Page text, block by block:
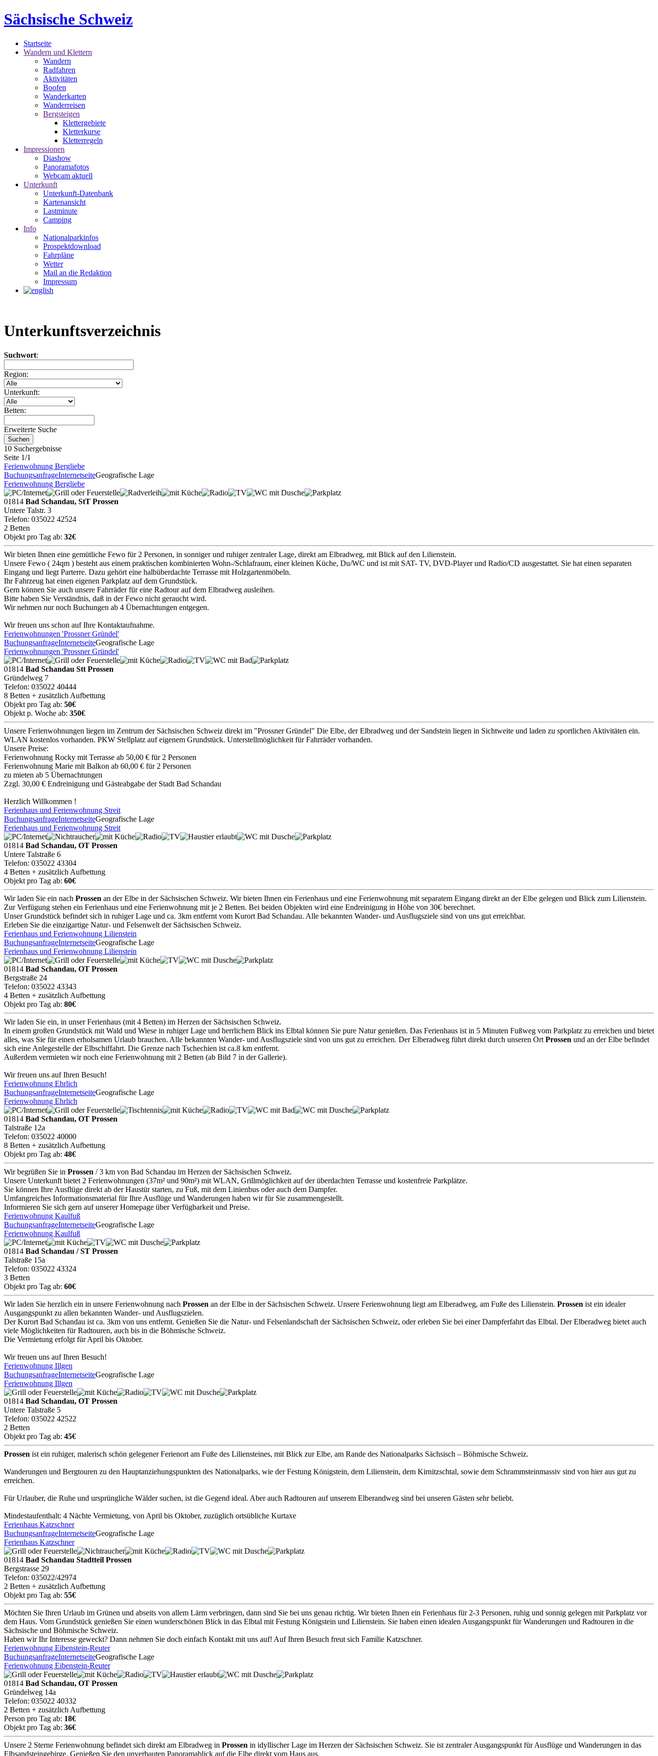
Sächsische Schweiz
Startseite
Wandern und Klettern
Wandern
Radfahren
Aktivitäten
Boofen
Wanderkarten
Wanderreisen
Bergsteigen
Klettergebiete
Kletterkurse
Kletterregeln
Impressionen
Diashow
Panoramafotos
Webcam aktuell
Unterkunft
Unterkunft-Datenbank
Kartenansicht
Lastminute
Camping
Info
Nationalparkinfos
Prospektdownload
Fahrpläne
Wetter
Mail an die Redaktion
Impressum
Unterkunftsverzeichnis
Suchwort:
Region:
Unterkunft:
Betten:
Erweiterte Suche
10 Suchergebnisse
Seite 1/1
Ferienwohnung Bergliebe
BuchungsanfrageInternetseiteGeografische Lage
Ferienwohnung Bergliebe
01814 Bad Schandau, StT Prossen
Untere Talstr. 3
Telefon: 035022 42524
2 Betten
Objekt pro Tag ab: 32€
Wir bieten Ihnen eine gemütliche Fewo für 2 Personen, in sonniger und ruhiger zentraler Lage, direkt am Elbradweg, mit Blick auf den Lilienstein.
Unsere Fewo ( 24qm ) besteht aus einem praktischen kombinierten Wohn-/Schlafraum, einer kleinen Küche, Du/WC und ist mit SAT- TV, DVD-Player und Radio/CD ausgestattet. Sie hat einen separaten
Eingang und liegt Parterre. Dazu gehört eine halbüberdachte Terrasse mit Holzgartenmöbeln.
Ihr Fahrzeug hat einen eigenen Parkplatz auf dem Grundstück.
Gern können Sie auch unsere Fahrräder für eine Radtour auf dem Elbradweg ausleihen.
Bitte haben Sie Verständnis, daß in der Fewo nicht geraucht wird.
Wir nehmen nur noch Buchungen ab 4 Übernachtungen entgegen.
Wir freuen uns schon auf Ihre Kontaktaufnahme.
Ferienwohnungen 'Prossner Gründel'
BuchungsanfrageInternetseiteGeografische Lage
Ferienwohnungen 'Prossner Gründel'
01814 Bad Schandau Stt Prossen
Gründelweg 7
Telefon: 035022 40444
8 Betten + zusätzlich Aufbettung
Objekt pro Tag ab: 50€
Objekt p. Woche ab: 350€
Unsere Ferienwohnungen liegen im Zentrum der Sächsischen Schweiz direkt im "Prossner Gründel" Die Elbe, der Elbradweg und der Sandstein liegen in Sichtweite und laden zu sportlichen Aktivitäten ein.
WLAN kostenlos vorhanden. PKW Stellplatz auf eigenem Grundstück. Unterstellmöglichkeit für Fahrräder vorhanden.
Unsere Preise:
Ferienwohnung Rocky mit Terrasse ab 50,00 € für 2 Personen
Ferienwohnung Marie mit Balkon ab 60,00 € für 2 Personen
zu mieten ab 5 Übernachtungen
Zzgl. 30,00 € Endreinigung und Gästeabgabe der Stadt Bad Schandau
Herzlich Willkommen !
Ferienhaus und Ferienwohnung Streit
BuchungsanfrageInternetseiteGeografische Lage
Ferienhaus und Ferienwohnung Streit
01814 Bad Schandau, OT Prossen
Untere Talstraße 6
Telefon: 035022 43304
4 Betten + zusätzlich Aufbettung
Objekt pro Tag ab: 60€
Wir laden Sie ein nach Prossen an der Elbe in der Sächsischen Schweiz. Wir bieten Ihnen ein Ferienhaus und eine Ferienwohnung mit separatem Eingang direkt an der Elbe gelegen und Blick zum Lilienstein.
Zur Verfügung stehen ein Ferienhaus und eine Ferienwohnung mit je 2 Betten. Bei beiden Objekten wird eine Endreinigung in Höhe von 30€ berechnet.
Unser Grundstück befindet sich in ruhiger Lage und ca. 3km entfernt vom Kurort Bad Schandau. Alle bekannten Wander- und Ausflugsziele sind von uns gut erreichbar.
Erleben Sie die einzigartige Natur- und Felsenwelt der Sächsischen Schweiz.
Ferienhaus und Ferienwohnung Lilienstein
BuchungsanfrageInternetseiteGeografische Lage
Ferienhaus und Ferienwohnung Lilienstein
01814 Bad Schandau, OT Prossen
Bergstraße 24
Telefon: 035022 43343
4 Betten + zusätzlich Aufbettung
Objekt pro Tag ab: 80€
Wir laden Sie ein, in unser Ferienhaus (mit 4 Betten) im Herzen der Sächsischen Schweiz.
In einem großen Grundstück mit Wald und Wiese in ruhiger Lage und herrlichem Blick ins Elbtal können Sie pure Natur genießen. Das Ferienhaus ist in 5 Minuten Fußweg vom Parkplatz zu erreichen und bietet
alles, was Sie für einen erholsamen Urlaub brauchen. Alle bekannten Wander- und Ausflugsziele sind von uns gut zu erreichen. Der Elberadweg führt direkt durch unseren Ort Prossen und an der Elbe befindet
sich eine Anlegestelle der Elbschiffahrt. Die Grenze nach Tschechien ist ca.8 km entfernt.
Außerdem vermieten wir noch eine Ferienwohnung mit 2 Betten (ab Bild 7 in der Gallerie).
Wir freuen uns auf Ihren Besuch!
Ferienwohnung Ehrlich
BuchungsanfrageInternetseiteGeografische Lage
Ferienwohnung Ehrlich
01814 Bad Schandau, OT Prossen
Talstraße 12a
Telefon: 035022 40000
8 Betten + zusätzlich Aufbettung
Objekt pro Tag ab: 48€
Wir begrüßen Sie in Prossen / 3 km von Bad Schandau im Herzen der Sächsischen Schweiz.
Unsere Unterkunft bietet 2 Ferienwohnungen (37m² und 90m²) mit WLAN, Grillmöglichkeit auf der überdachten Terrasse und kostenfreie Parkplätze.
Sie können Ihre Ausflüge direkt ab der Haustür starten, zu Fuß, mit dem Linienbus oder auch dem Dampfer.
Umfangreiches Informationsmaterial für Ihre Ausflüge und Wanderungen haben wir für Sie zusammengestellt.
Informieren Sie sich gern auf unserer Homepage über Verfügbarkeit und Preise.
Ferienwohnung Kaulfuß
BuchungsanfrageInternetseiteGeografische Lage
Ferienwohnung Kaulfuß
01814 Bad Schandau / ST Prossen
Talstraße 15a
Telefon: 035022 43324
3 Betten
Objekt pro Tag ab: 60€
Wir laden Sie herzlich ein in unsere Ferienwohnung nach Prossen an der Elbe in der Sächsischen Schweiz. Unsere Ferienwohnung liegt am Elberadweg, am Fuße des Lilienstein. Prossen ist ein idealer
Ausgangspunkt zu allen bekannten Wander- und Ausflugszielen.
Der Kurort Bad Schandau ist ca. 3km von uns entfernt. Genießen Sie die Natur- und Felsenlandschaft der Sächsischen Schweiz, oder erleben Sie bei einer Dampferfahrt das Elbtal. Der Elberadweg bietet auch
viele Möglichkeiten für Radtouren, auch bis in die Böhmische Schweiz.
Die Vermietung erfolgt für April bis Oktober.
Wir freuen uns auf Ihren Besuch!
Ferienwohnung Illgen
BuchungsanfrageInternetseiteGeografische Lage
Ferienwohnung Illgen
01814 Bad Schandau, OT Prossen
Untere Talstraße 5
Telefon: 035022 42522
2 Betten
Objekt pro Tag ab: 45€
Prossen ist ein ruhiger, malerisch schön gelegener Ferienort am Fuße des Liliensteines, mit Blick zur Elbe, am Rande des Nationalparks Sächsisch – Böhmische Schweiz.
Wanderungen und Bergtouren zu den Hauptanziehungspunkten des Nationalparks, wie der Festung Königstein, dem Lilienstein, dem Kirnitzschtal, sowie dem Schrammsteinmassiv sind von hier aus gut zu
erreichen.
Für Urlauber, die Ruhe und ursprüngliche Wälder suchen, ist die Gegend ideal. Aber auch Radtouren auf unserem Elberandweg sind bei unseren Gästen sehr beliebt.
Mindestaufenthalt: 4 Nächte Vermietung, von April bis Oktober, zuzüglich ortsübliche Kurtaxe
Ferienhaus Katzschner
BuchungsanfrageInternetseiteGeografische Lage
Ferienhaus Katzschner
01814 Bad Schandau Stadtteil Prossen
Bergstrasse 29
Telefon: 035022/42974
2 Betten + zusätzlich Aufbettung
Objekt pro Tag ab: 55€
Möchten Sie Ihren Urlaub im Grünen und abseits von allem Lärm verbringen, dann sind Sie bei uns genau richtig. Wir bieten Ihnen ein Ferienhaus für 2-3 Personen, ruhig und sonnig gelegen mit Parkplatz vor
dem Haus. Vom Grundstück genießen Sie einen wunderschönen Blick in das Elbtal mit Festung Königstein und Lilienstein. Sie haben einen idealen Ausgangspunkt für Wanderungen und Radtouren in die
Sächsische und Böhmische Schweiz.
Haben wir Ihr Interesse geweckt? Dann nehmen Sie doch einfach Kontakt mit uns auf! Auf Ihren Besuch freut sich Familie Katzschner.
Ferienwohnung Eibenstein-Reuter
BuchungsanfrageInternetseiteGeografische Lage
Ferienwohnung Eibenstein-Reuter
01814 Bad Schandau, OT Prossen
Gründelweg 14a
Telefon: 035022 40332
2 Betten + zusätzlich Aufbettung
Person pro Tag ab: 18€
Objekt pro Tag ab: 36€
Unsere 2 Sterne Ferienwohnung befindet sich direkt am Elbradweg in Prossen in idyllischer Lage im Herzen der Sächsischen Schweiz. Sie ist zentraler Ausgangspunkt für Ausflüge und Wanderungen in das
Elbsandsteingebirge. Genießen Sie den unverbauten Panoramablick auf die Elbe direkt vom Haus aus.